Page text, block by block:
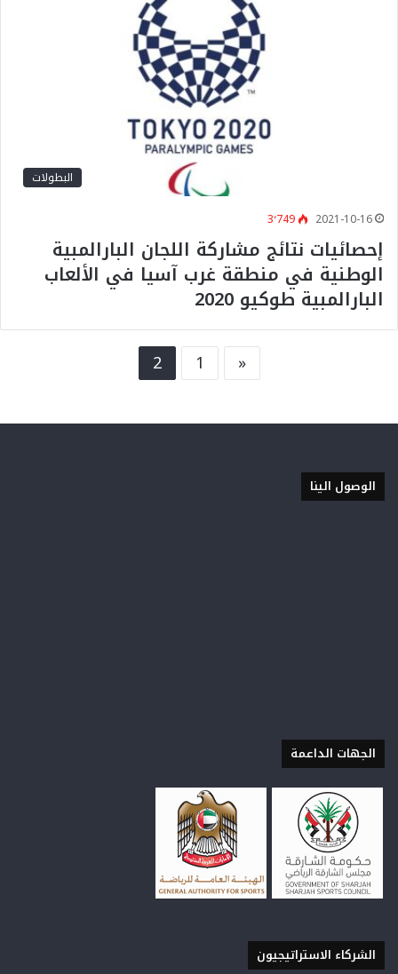
البطولات
2021-10-16 3٬749
إحصائيات نتائج مشاركة اللجان البارالمبية
الوطنية في منطقة غرب آسيا في الألعاب
البارالمبية طوكيو 2020
«
1
2
الوصول الينا
الجهات الداعمة
الشركاء الاستراتيجيون